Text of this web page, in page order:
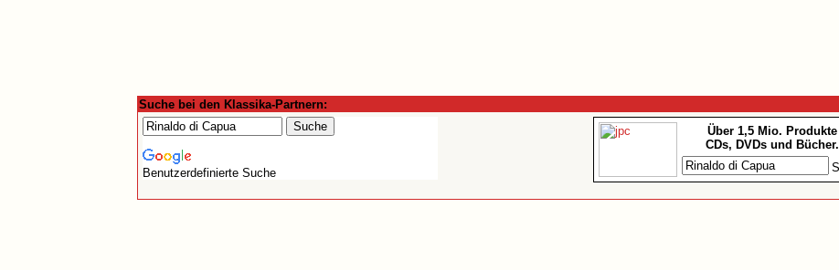
Suche bei den Klassika-Partnern:
Benutzerdefinierte Suche
Über 1,5 Mio. Produkte
CDs, DVDs und Bücher.